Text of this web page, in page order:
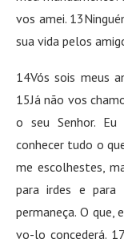
vos amei.
sua vida pelos
14Vós sois meus
15Já não vos
o seu Senhor.
conhecer tudo o
me escolhestes,
para irdes e
permaneça. O que,
vo-lo concederá.